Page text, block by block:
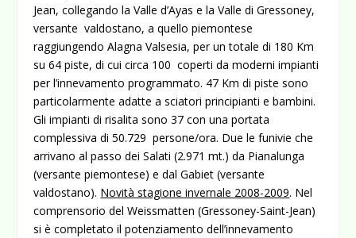
Jean, collegando la Valle d’Ayas e la Valle di Gressoney,
versante valdostano, a quello piemontese
raggiungendo Alagna Valsesia, per un totale di 180 Km
su 64 piste, di cui circa 100 coperti da moderni impianti
per l’innevamento programmato. 47 Km di piste sono
particolarmente adatte a sciatori principianti e bambini.
Gli impianti di risalita sono 37 con una portata
complessiva di 50.729 persone/ora. Due le funivie che
arrivano al passo dei Salati (2.971 mt.) da Pianalunga
(versante piemontese) e dal Gabiet (versante
valdostano). Novità stagione invernale 2008-2009. Nel
comprensorio del Weissmatten (Gressoney-Saint-Jean)
si è completato il potenziamento dell’innevamento